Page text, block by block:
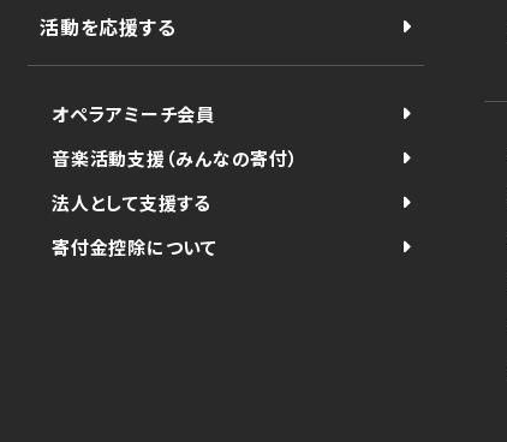
活動を応援する
オペラアミーチ会員
音楽活動支援（みんなの寄付）
法人として支援する
寄付金控除について